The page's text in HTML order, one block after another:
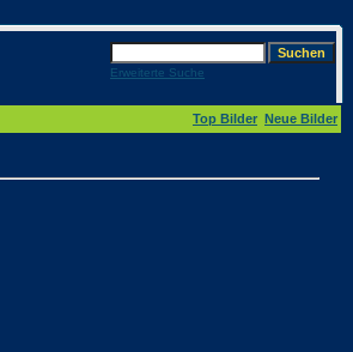
Erweiterte Suche
Top Bilder Neue Bilder